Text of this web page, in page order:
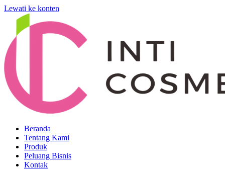
Lewati ke konten
Beranda
Tentang Kami
Produk
Peluang Bisnis
Kontak